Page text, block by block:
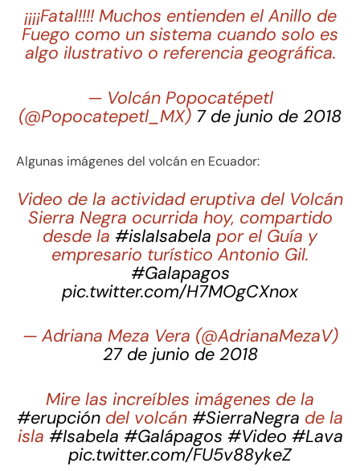
¡¡¡¡Fatal!!!! Muchos entienden el Anillo de
Fuego como un sistema cuando solo es
algo ilustrativo o referencia geográfica.
— Volcán Popocatépetl
(@Popocatepetl_MX) 7 de junio de 2018
Algunas imágenes del volcán en Ecuador:
Video de la actividad eruptiva del Volcán
Sierra Negra ocurrida hoy, compartido
desde la #islaIsabela por el Guía y
empresario turístico Antonio Gil.
#Galapagos
pic.twitter.com/H7MOgCXnox
— Adriana Meza Vera (@AdrianaMezaV)
27 de junio de 2018
Mire las increíbles imágenes de la
#erupción del volcán #SierraNegra de la
isla #Isabela #Galápagos #Video #Lava
pic.twitter.com/FU5v88ykeZ